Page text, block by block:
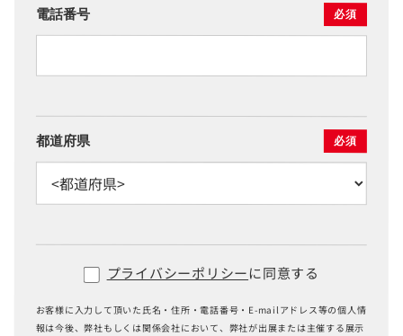
電話番号 必須
都道府県 必須
プライバシーポリシーに同意する
お客様に入力して頂いた氏名・住所・電話番号・E-mailアドレス等の個人情
報は今後、弊社もしくは関係会社において、弊社が出展または主催する展示